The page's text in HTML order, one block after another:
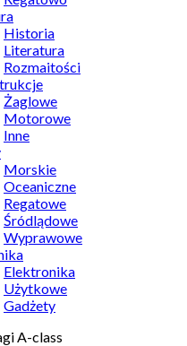
Historia
Literatura
Rozmaitości
Żaglowe
Motorowe
Inne
Morskie
Oceaniczne
Regatowe
Śródlądowe
Wyprawowe
Elektronika
Użytkowe
Gadżety
A-class